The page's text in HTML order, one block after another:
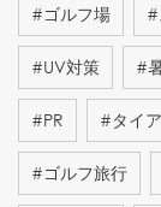
#ゴルフ場 #
#UV対策 #
#PR #タイ
#ゴルフ旅行